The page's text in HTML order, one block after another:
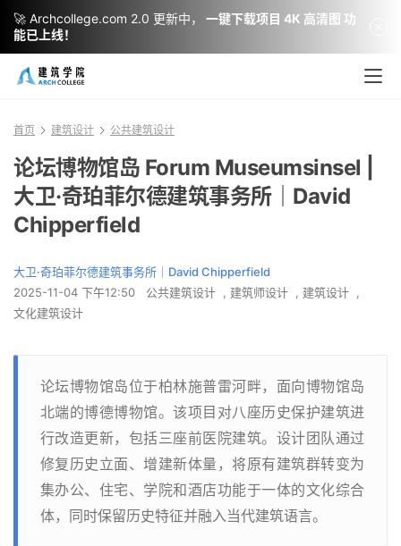
首页 建筑设计 公共建筑设计
论坛博物馆岛 Forum Museumsinsel |
大卫·奇珀菲尔德建筑事务所｜David
Chipperfield
大卫·奇珀菲尔德建筑事务所｜David Chipperfield
2025-11-04 下午12:50
公共建筑设计 , 建筑师设计 , 建筑设计 ,
文化建筑设计
论坛博物馆岛位于柏林施普雷河畔，面向博物馆岛
北端的博德博物馆。该项目对八座历史保护建筑进
行改造更新，包括三座前医院建筑。设计团队通过
修复历史立面、增建新体量，将原有建筑群转变为
集办公、住宅、学院和酒店功能于一体的文化综合
体，同时保留历史特征并融入当代建筑语言。
🚀 Archcollege.com 2.0 更新中，
一键下载项目 4K 高清图 功
能已上线！